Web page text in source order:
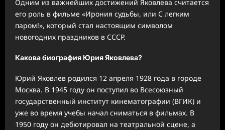
Одним из важнейших достижений Яковлева считается
его роль в фильме «Ирония судьбы, или С легким
паром!», который стал настоящим символом
новогодних праздников в СССР.
Какова биография Юрия Яковлева?
Юрий Яковлев родился 12 апреля 1928 года в городе
Москва. В 1945 году он поступил во Всесоюзный
государственный институт кинематографии (ВГИК) и
уже во время учебы начал сниматься в фильмах. В
1950 году он дебютировал на театральной сцене, а